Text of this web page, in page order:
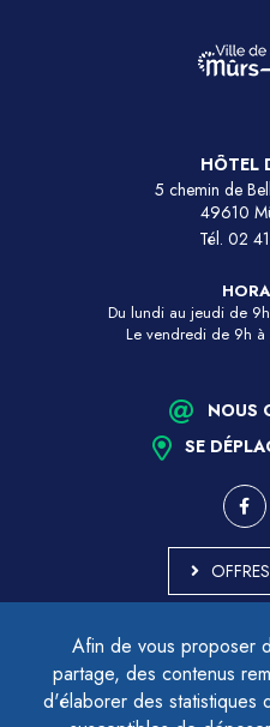
Afin de vous proposer
partage, des contenus
d'élaborer des statistiques
HÔTEL
5 chemin de
49610
Tél. 02
Du lundi au jeudi de
Le vendredi de 9h
NOUS
SE
ACCESSIBILITÉ -
PLAN